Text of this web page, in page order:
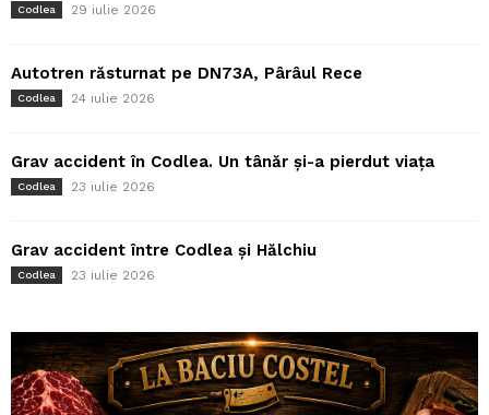
Codlea 29 iulie 2026
Autotren răsturnat pe DN73A, Pârâul Rece
Codlea 24 iulie 2026
Grav accident în Codlea. Un tânăr și-a pierdut viața
Codlea 23 iulie 2026
Grav accident între Codlea și Hălchiu
Codlea 23 iulie 2026